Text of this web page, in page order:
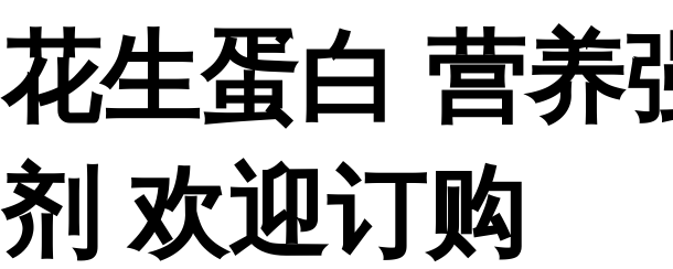
花生蛋白 营养
剂 欢迎订购